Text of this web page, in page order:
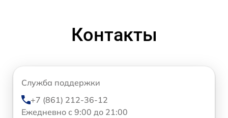
Контакты
Служба поддержки
+7 (861) 212-36-12
Ежедневно с 9:00 до 21:00